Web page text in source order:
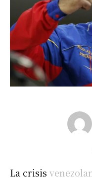
La crisis